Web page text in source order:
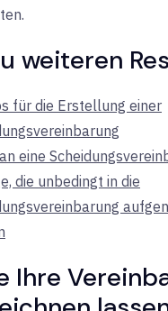
weiteren
für die Erstellung einer
eine
die unbedingt in die
Ihre